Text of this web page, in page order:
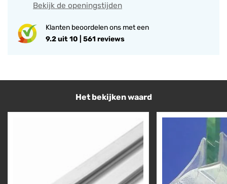
Bekijk de openingstijden
Klanten beoordelen ons met een
9.2 uit 10 | 561 reviews
Het bekijken waard